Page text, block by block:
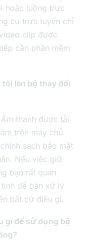
hoặc luồng trực
cụ trực tuyến chỉ
clip được
cần phần mềm
lên bộ thay đổi
thanh được tải
trên máy chủ
sách bảo mật
Nếu việc giữ
bạn rất quan
để bàn xử lý
bất cứ điều gì.
gì để sử dụng bộ